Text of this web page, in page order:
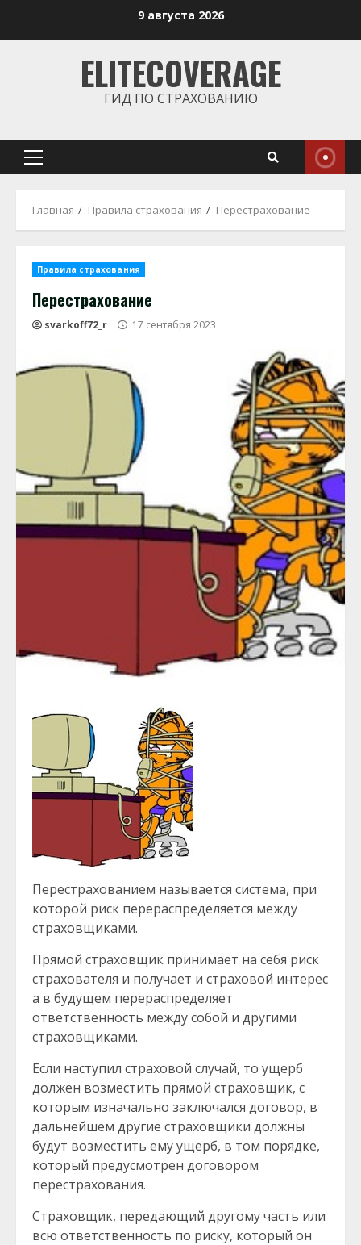
9 августа 2026
ELITECOVERAGE
ГИД ПО СТРАХОВАНИЮ
Основное
Главная Правила страхования Перестрахование
Правила страхования
Перестрахование
svarkoff72_r 17 сентября 2023
Перестрахованием называется система, при
которой риск перераспределяется между
страховщиками.
Прямой страховщик принимает на себя риск
страхователя и получает и страховой интерес
а в будущем перераспределяет
ответственность между собой и другими
страховщиками.
Если наступил страховой случай, то ущерб
должен возместить прямой страховщик, с
которым изначально заключался договор, в
дальнейшем другие страховщики должны
будут возместить ему ущерб, в том порядке,
который предусмотрен договором
перестрахования.
Страховщик, передающий другому часть или
всю ответственность по риску, который он